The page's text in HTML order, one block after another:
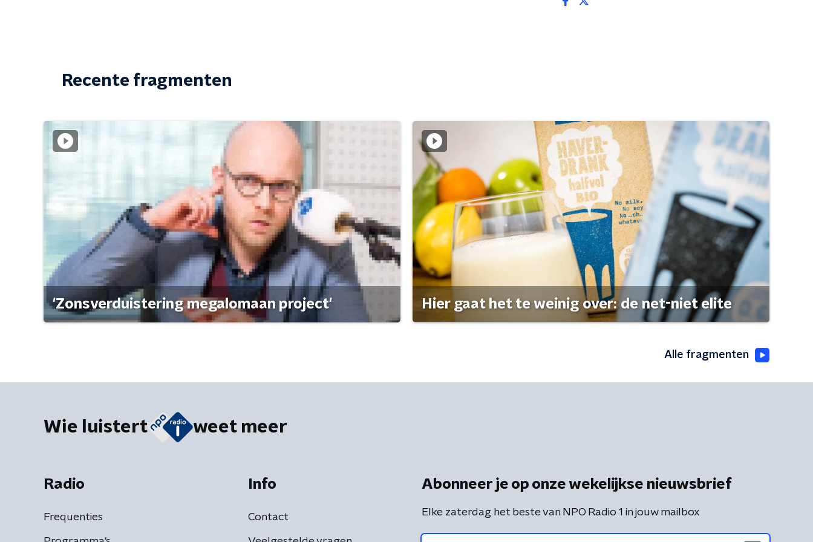
Recente fragmenten
'Zonsverduistering megalomaan project' Hier gaat het te weinig over: de net-niet elite
Alle fragmenten
Wie luistert weet meer
Radio
Frequenties
Info
Contact
Abonneer je op onze wekelijkse nieuwsbrief
Elke zaterdag het beste van NPO Radio 1 in jouw mailbox